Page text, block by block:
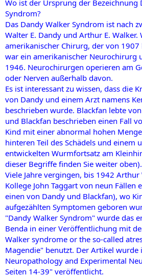
Wo ist der Ursprung der Bezeichnung
Syndrom?
Das Dandy Walker Syndrom ist nach
Walter E. Dandy und Arthur E. Walker.
amerikanischer Chirurg, der von
war ein amerikanischer Neurochirurg
1946. Neurochirurgen operieren am
oder Nerven außerhalb davon.
Es ist interessant zu wissen, dass die
von Dandy und einem Arzt namens
beschrieben wurde. Blackfan lebte
und Blackfan beschrieben einen Fall
Kind mit einer abnormal hohen
hinteren Teil des Schädels und einem
entwickelten Wurmfortsatz am
dieser Begriffe finden Sie weiter oben).
Viele Jahre vergingen, bis 1942
Kollege John Taggart von neun Fällen
einen von Dandy und Blackfan), wo
aufgezählten Symptomen geboren
"Dandy Walker Syndrom" wurde das
Benda in einer Veröffentlichung mit
Walker syndrome or the so-called
Magendie" benutzt. Der Artikel wurde
Neuropathology and Experimental
Seiten 14-39" veröffentlicht.